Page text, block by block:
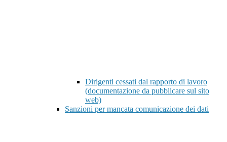
Dirigenti cessati dal rapporto di lavoro
(documentazione da pubblicare sul sito
web)
Sanzioni per mancata comunicazione dei dati